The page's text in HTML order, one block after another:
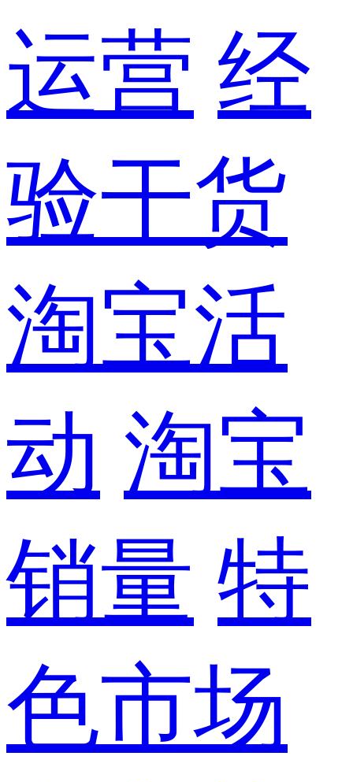
运营 经
验干货
淘宝活
动 淘宝
销量 特
色市场